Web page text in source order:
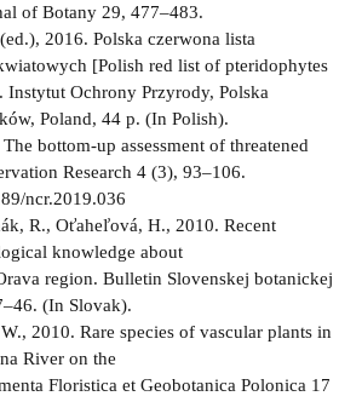
of Botany 29, 477–483.
2016. Polska czerwona lista
[Polish red list of pteridophytes
Ochrony Przyrody, Polska
Poland, 44 p. (In Polish).
bottom-up assessment of threatened
Research 4 (3), 93–106.
ncr.2019.036
R., Oťaheľová, H., 2010. Recent
knowledge about
region. Bulletin Slovenskej botanickej
(In Slovak).
2010. Rare species of vascular plants in
River on the
Floristica et Geobotanica Polonica 17